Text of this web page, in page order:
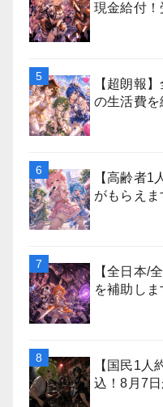
現金給付！
【超朗報
の生活費を
【高齢者1
がもらえ
【全日本/
を補助しま
【国民1人
込！8月7